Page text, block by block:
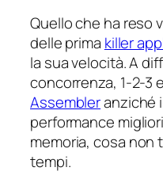
Quello che ha reso
delle prima killer
la sua velocità. A
concorrenza, 1-2-3
Assembleranziché
performance
memoria, cosa non
tempi.